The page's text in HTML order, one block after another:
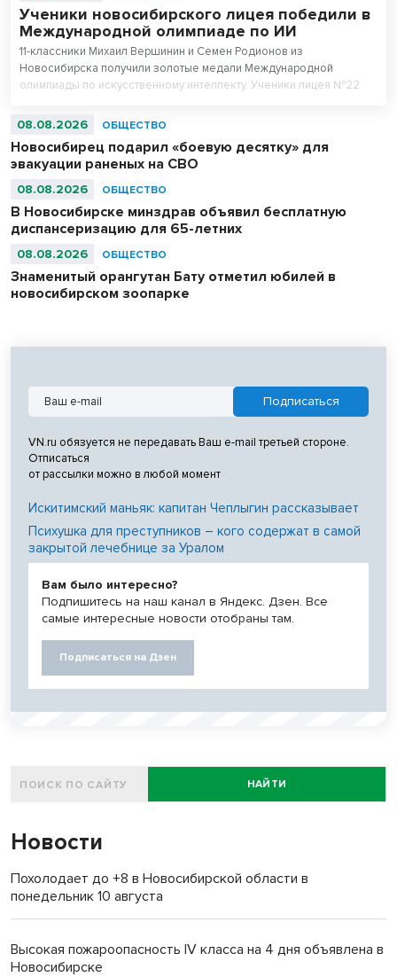
Ученики новосибирского лицея победили в
Международной олимпиаде по ИИ
11-классники Михаил Вершинин и Семен Родионов из
Новосибирска получили золотые медали Международной
олимпиады по искусственному интеллекту. Ученики лицея №22
абсолютными чемпионами соревнований.
08.08.2026 ОБЩЕСТВО
Новосибирец подарил «боевую десятку» для
эвакуации раненых на СВО
08.08.2026 ОБЩЕСТВО
В Новосибирске минздрав объявил бесплатную
диспансеризацию для 65-летних
08.08.2026 ОБЩЕСТВО
Знаменитый орангутан Бату отметил юбилей в
новосибирском зоопарке
VN.ru обязуется не передавать Ваш e-mail третьей стороне.
Отписаться
от рассылки можно в любой момент
Искитимский маньяк: капитан Чеплыгин рассказывает
Психушка для преступников – кого содержат в самой
закрытой лечебнице за Уралом
Вам было интересно?
Подпишитесь на наш канал в Яндекс. Дзен. Все
самые интересные новости отобраны там.
Подписаться на Дзен
НАЙТИ
Новости
Похолодает до +8 в Новосибирской области в
понедельник 10 августа
Высокая пожароопасность IV класса на 4 дня объявлена в
Новосибирске